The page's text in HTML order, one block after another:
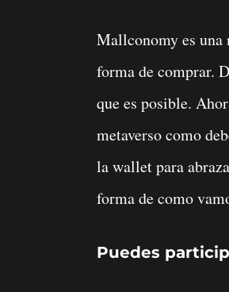
Mallconomy es una
forma de comprar.
que es posible.
metaverso como
la wallet para
forma de como
Puedes